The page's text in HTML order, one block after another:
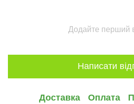
Додайте перший
Написати
Доставка Оплата